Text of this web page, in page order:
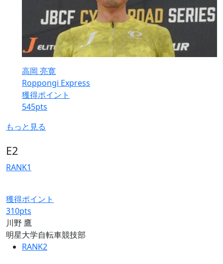
高岡 亮寛
Roppongi Express
獲得ポイント
545pts
もっと見る
E2
RANK1
獲得ポイント
310pts
川野 鷹
明星大学自転車競技部
RANK2